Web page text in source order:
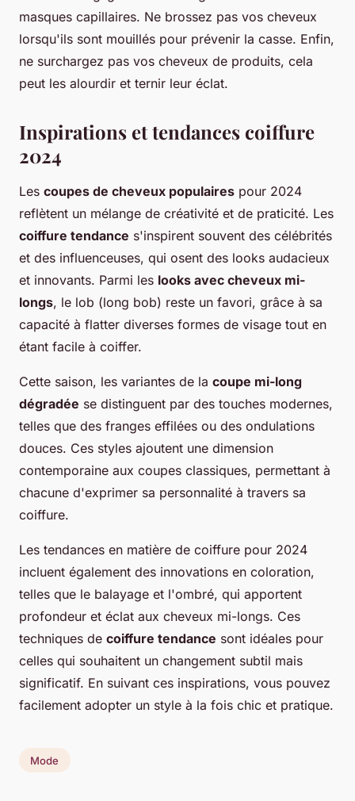
masques capillaires. Ne brossez pas vos cheveux
lorsqu'ils sont mouillés pour prévenir la casse. Enfin,
ne surchargez pas vos cheveux de produits, cela
peut les alourdir et ternir leur éclat.
Inspirations et tendances coiffure
2024
Les coupes de cheveux populaires pour 2024
reflètent un mélange de créativité et de praticité. Les
coiffure tendance s'inspirent souvent des célébrités
et des influenceuses, qui osent des looks audacieux
et innovants. Parmi les looks avec cheveux mi-
longs, le lob (long bob) reste un favori, grâce à sa
capacité à flatter diverses formes de visage tout en
étant facile à coiffer.
Cette saison, les variantes de la coupe mi-long
dégradée se distinguent par des touches modernes,
telles que des franges effilées ou des ondulations
douces. Ces styles ajoutent une dimension
contemporaine aux coupes classiques, permettant à
chacune d'exprimer sa personnalité à travers sa
coiffure.
Les tendances en matière de coiffure pour 2024
incluent également des innovations en coloration,
telles que le balayage et l'ombré, qui apportent
profondeur et éclat aux cheveux mi-longs. Ces
techniques de coiffure tendance sont idéales pour
celles qui souhaitent un changement subtil mais
significatif. En suivant ces inspirations, vous pouvez
facilement adopter un style à la fois chic et pratique.
Mode